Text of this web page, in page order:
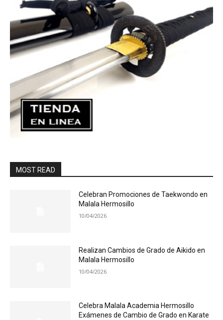
MOST READ
Celebran Promociones de Taekwondo en
Malala Hermosillo
10/04/2026
Realizan Cambios de Grado de Aikido en
Malala Hermosillo
10/04/2026
Celebra Malala Academia Hermosillo
Exámenes de Cambio de Grado en Karate